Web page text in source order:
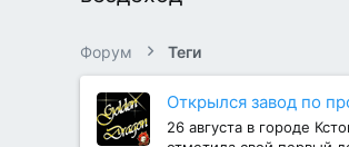
Форум Теги
Открылся завод по
26 августа в городе